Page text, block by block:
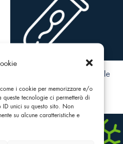
i cookie per memorizzare e/o
tecnologie ci permetterà di
unici su questo sito. Non
su alcune caratteristiche e
Inseminazione Artificiale
33 Prodotti